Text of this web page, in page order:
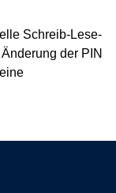
Schreib-Lese-
der PIN